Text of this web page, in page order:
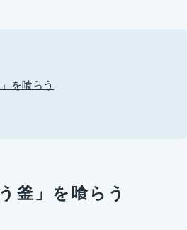
を喰らう
釜」を喰らう